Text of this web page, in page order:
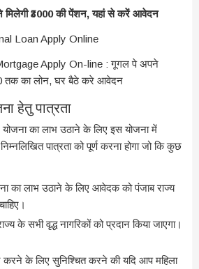
मिलेगी ₹3000 की पेंशन, यहां से करें आवेदन
Apply On-line : गूगल पे अपने
तक का लोन, घर बैठे करे आवेदन
हेतु पात्रता
योजना का लाभ उठाने के लिए इस योजना में
पात्रता को पूर्ण करना होगा जो कि कुछ
का लाभ उठाने के लिए आवेदक को पंजाब राज्य
के सभी वृद्ध नागरिकों को प्रदान किया जाएगा।
के लिए सुनिश्चित करने की यदि आप महिला